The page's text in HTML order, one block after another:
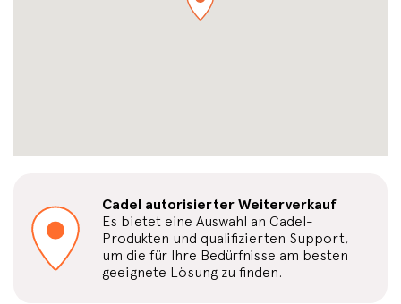
Cadel autorisierter Weiterverkauf
Es bietet eine Auswahl an Cadel-
Produkten und qualifizierten Support,
um die für Ihre Bedürfnisse am besten
geeignete Lösung zu finden.